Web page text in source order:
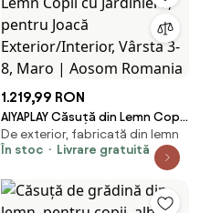
1.219,99 RON
AIYAPLAY Căsuță din Lemn Copii
cu Jardiniere, pentru Joacă
Exterior/Interior, Vârsta 3-8,
De exterior, fabricată din lemn
În stoc
Livrare gratuită